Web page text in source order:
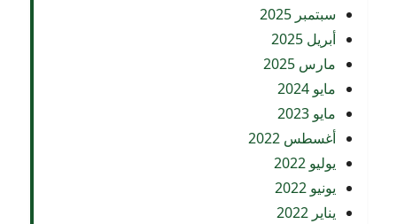
سبتمبر 2025
أبريل 2025
مارس 2025
مايو 2024
مايو 2023
أغسطس 2022
يوليو 2022
يونيو 2022
يناير 2022